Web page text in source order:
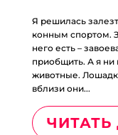
Я решилась
конным спортом.
него есть –
приобщить. А я ни
животные.
вблизи они...
ЧИТАТЬ